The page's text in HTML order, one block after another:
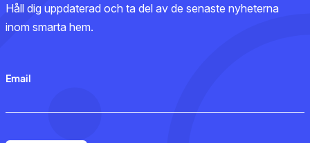
Håll dig uppdaterad och ta del av de senaste nyheterna
inom smarta hem.
Email